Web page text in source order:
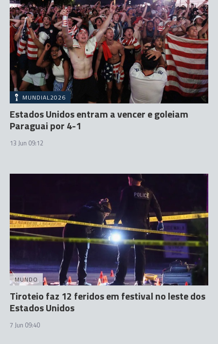
MUNDIAL2026
Estados Unidos entram a vencer e goleiam
Paraguai por 4-1
13 Jun 09:12
MUNDO
Tiroteio faz 12 feridos em festival no leste dos
Estados Unidos
7 Jun 09:40